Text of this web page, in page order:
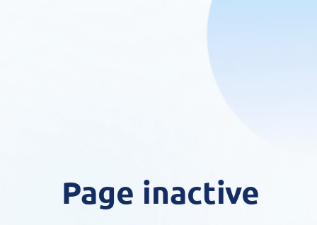
Page inactive